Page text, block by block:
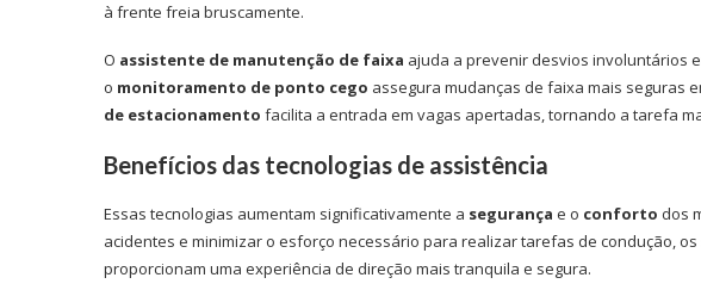
à frente freia bruscamente.
O assistente de manutenção de faixa ajuda a prevenir desvios involuntários
o monitoramento de ponto cego assegura mudanças de faixa mais seguras
de estacionamento facilita a entrada em vagas apertadas, tornando a tarefa
Benefícios das tecnologias de assistência
Essas tecnologias aumentam significativamente a segurança e o conforto dos
acidentes e minimizar o esforço necessário para realizar tarefas de condução,
proporcionam uma experiência de direção mais tranquila e segura.